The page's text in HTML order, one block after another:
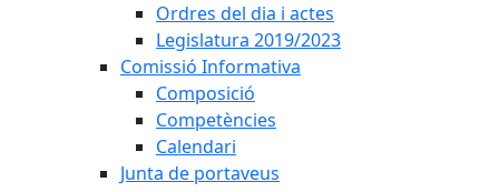
Ordres del dia i actes
Legislatura 2019/2023
Comissió Informativa
Composició
Competències
Calendari
Junta de portaveus